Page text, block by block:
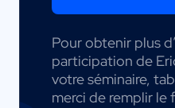
Pour obtenir plus
participation de
votre séminaire,
merci de remplir le